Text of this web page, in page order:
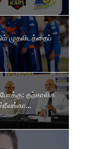
முதலிடத்தைப்
தற்காலிக